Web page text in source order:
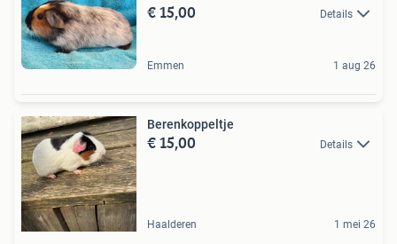
€ 15,00 Details
Emmen 1 aug 26
Berenkoppeltje
€ 15,00 Details
Haalderen 1 mei 26